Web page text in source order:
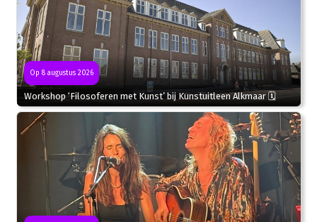
Op 8 augustus 2026
Workshop ‘Filosoferen met Kunst’ bij Kunstuitleen Alkmaar 🗓